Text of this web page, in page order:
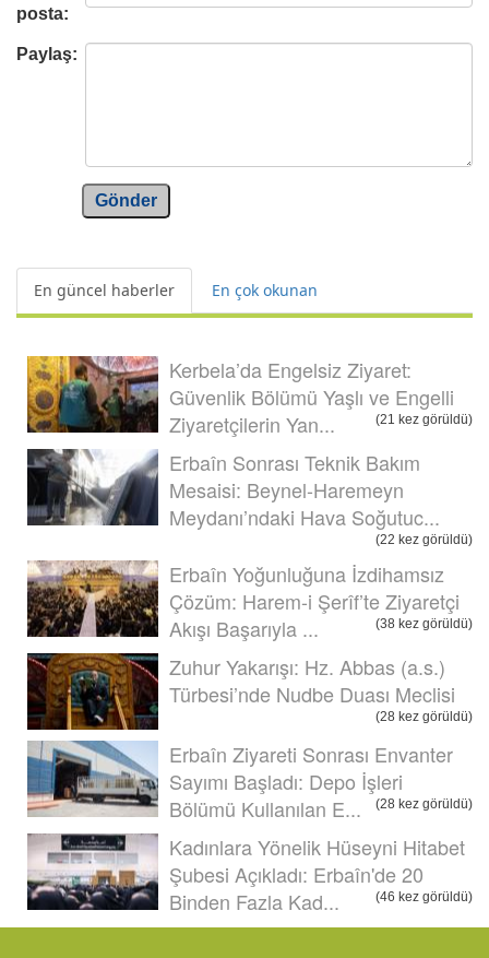
posta:
Paylaş:
Gönder
En güncel haberler En çok okunan
Kerbela’da Engelsiz Ziyaret:
Güvenlik Bölümü Yaşlı ve Engelli
Ziyaretçilerin Yan...
(21 kez görüldü)
Erbaîn Sonrası Teknik Bakım
Mesaisi: Beynel-Haremeyn
Meydanı’ndaki Hava Soğutuc...
(22 kez görüldü)
Erbaîn Yoğunluğuna İzdihamsız
Çözüm: Harem-i Şerîf’te Ziyaretçi
Akışı Başarıyla ...
(38 kez görüldü)
Zuhur Yakarışı: Hz. Abbas (a.s.)
Türbesi’nde Nudbe Duası Meclisi
(28 kez görüldü)
Erbaîn Ziyareti Sonrası Envanter
Sayımı Başladı: Depo İşleri
Bölümü Kullanılan E...
(28 kez görüldü)
Kadınlara Yönelik Hüseyni Hitabet
Şubesi Açıkladı: Erbaîn'de 20
Binden Fazla Kad...
(46 kez görüldü)